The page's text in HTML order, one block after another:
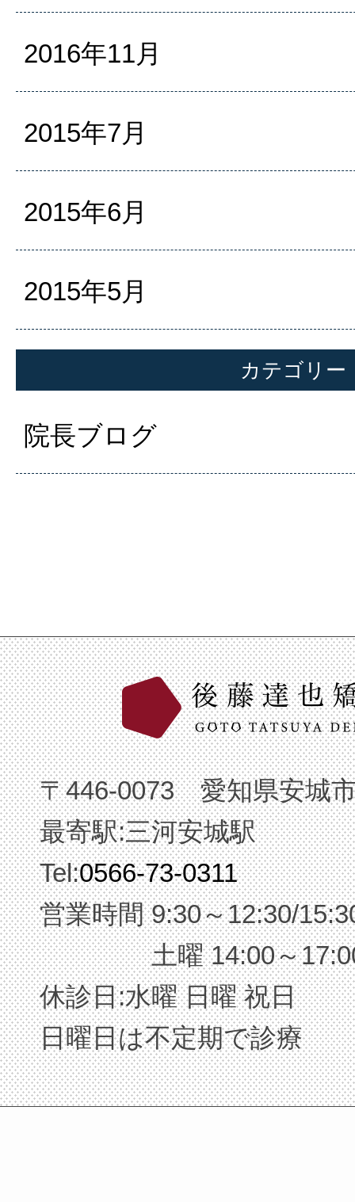
2016年11月
2015年7月
2015年6月
2015年5月
カテゴリー
院長ブログ
〒446-0073 愛知県安城
最寄駅:三河安城駅
Tel:0566-73-0311
営業時間 9:30～12:30/
土曜 14:00～
休診日:水曜 日曜 祝日
日曜日は不定期で診療